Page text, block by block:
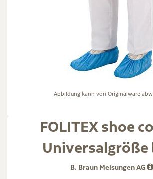
Abbildung kann von Originalware
FOLITEX shoe
Universalgröße
B. Braun Melsungen AG